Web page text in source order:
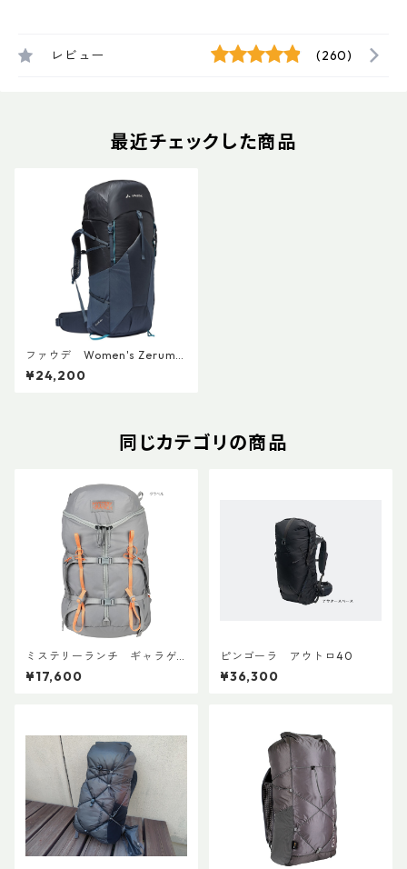
レビュー (260)
最近チェックした商品
ファウデ Women's Zerum 4
4+
¥24,200
同じカテゴリの商品
ミステリーランチ ギャラゲ
ーター20
¥17,600
ピンゴーラ アウトロ40
¥36,300